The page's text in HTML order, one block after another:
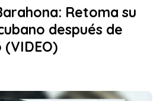
Retoma su
después de